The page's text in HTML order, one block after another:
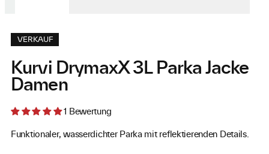
VERKAUF
Kurvi DrymaxX 3L Parka Jacke
Damen
1 Bewertung
Funktionaler, wasserdichter Parka mit reflektierenden Details.